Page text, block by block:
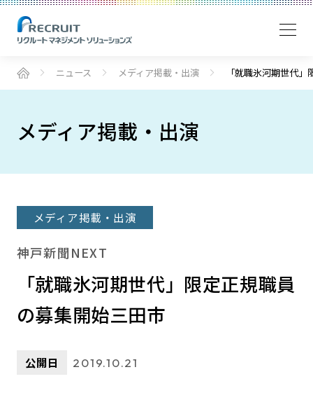
ニュース メディア掲載・出演 「就職氷河期世代
メディア掲載・出演
メディア掲載・出演
神戸新聞NEXT
「就職氷河期世代」限定正規職員
の募集開始三田市
公開日 2019.10.21